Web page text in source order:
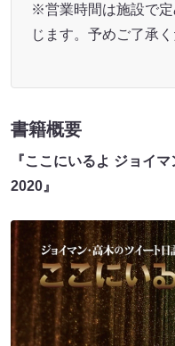
※営業時間は施設で
じます。予めご了承く
書籍概要
『ここにいるよ ジョイ
2020』